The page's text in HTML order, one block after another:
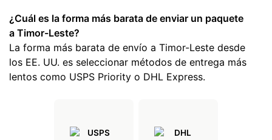
¿Cuál es la forma más barata de enviar un paquete
a Timor-Leste?
La forma más barata de envío a Timor-Leste desde
los EE. UU. es seleccionar métodos de entrega más
lentos como USPS Priority o DHL Express.